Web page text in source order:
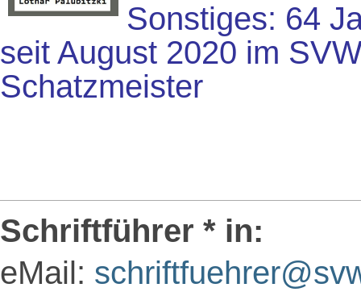
Sonstiges: 64
seit August 2020 im
Schatzmeister
Schriftführer * in:
eMail: